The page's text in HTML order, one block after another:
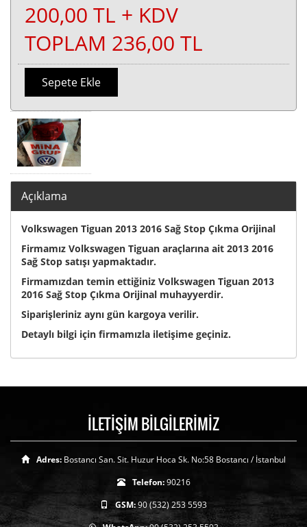
200,00 TL + KDV
TOPLAM 236,00 TL
Sepete Ekle
Açıklama
Volkswagen Tiguan 2013 2016 Sağ Stop Çıkma Orijinal
Firmamız Volkswagen Tiguan araçlarına ait 2013 2016
Sağ Stop satışı yapmaktadır.
Firmamızdan temin ettiğiniz Volkswagen Tiguan 2013
2016 Sağ Stop Çıkma Orijinal muhayyerdir.
Siparişleriniz aynı gün kargoya verilir.
Detaylı bilgi için firmamızla iletişime geçiniz.
İLETİŞİM BİLGİLERİMİZ
Adres: Bostancı San. Sit. Huzur Hoca Sk. No:58 Bostancı / İstanbul
Telefon:90216
GSM:90 (532) 253 5593